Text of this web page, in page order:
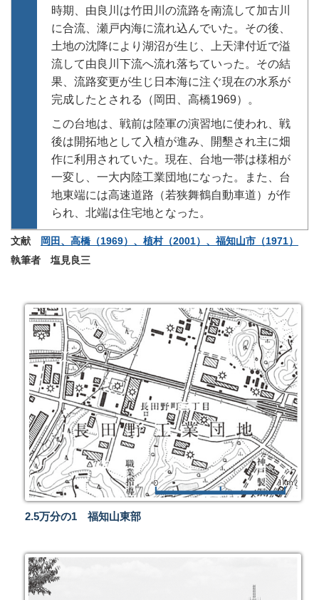
時期、由良川は竹田川の流路を南流して加古川
に合流、瀬戸内海に流れ込んでいた。その後、
土地の沈降により湖沼が生じ、上天津付近で溢
流して由良川下流へ流れ落ちていった。その結
果、流路変更が生じ日本海に注ぐ現在の水系が
完成したとされる（岡田、高橋1969）。
この台地は、戦前は陸軍の演習地に使われ、戦
後は開拓地として入植が進み、開墾され主に畑
作に利用されていた。現在、台地一帯は様相が
一変し、一大内陸工業団地になった。また、台
地東端には高速道路（若狭舞鶴自動車道）が作
られ、北端は住宅地となった。
文献
岡田、高橋（1969）、植村（2001）、福知山市（1971）
執筆者 塩見良三
2.5万分の1 福知山東部